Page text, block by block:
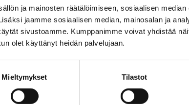
ja mainosten räätälöimiseen, sosiaalisen
jaamme sosiaalisen median, mainosalan ja
sivustoamme. Kumppanimme voivat yhdistää
olet käyttänyt heidän palvelujaan.
Mieltymykset Tilastot
skannauspalveluun tai